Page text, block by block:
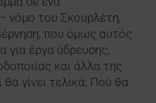
νόμο του Σκουρλέτη,
που όμως αυτός
για έργα ύδρευσης,
και άλλα της
θα γίνει τελικά; Πού θα